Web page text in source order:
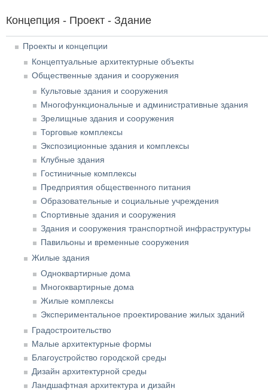
Концепция - Проект - Здание
Проекты и концепции
Концептуальные архитектурные объекты
Общественные здания и сооружения
Культовые здания и сооружения
Многофункциональные и административные здания
Зрелищные здания и сооружения
Торговые комплексы
Экспозиционные здания и комплексы
Клубные здания
Гостиничные комплексы
Предприятия общественного питания
Образовательные и социальные учреждения
Спортивные здания и сооружения
Здания и сооружения транспортной инфраструктуры
Павильоны и временные сооружения
Жилые здания
Одноквартирные дома
Многоквартирные дома
Жилые комплексы
Экспериментальное проектирование жилых зданий
Градостроительство
Малые архитектурные формы
Благоустройство городской среды
Дизайн архитектурной среды
Ландшафтная архитектура и дизайн